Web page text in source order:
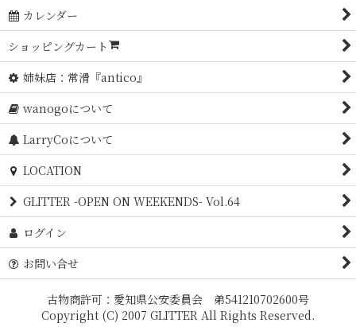
カレンダー
ショッピングカート
姉妹店：常滑『antico』
wanogoについて
LarryCoについて
LOCATION
GLITTER -OPEN ON WEEKENDS- Vol.64
ログイン
お問い合せ
古物商許可：愛知県公安委員会 弟541210702600号
Copyright (C) 2007 GLITTER All Rights Reserved.